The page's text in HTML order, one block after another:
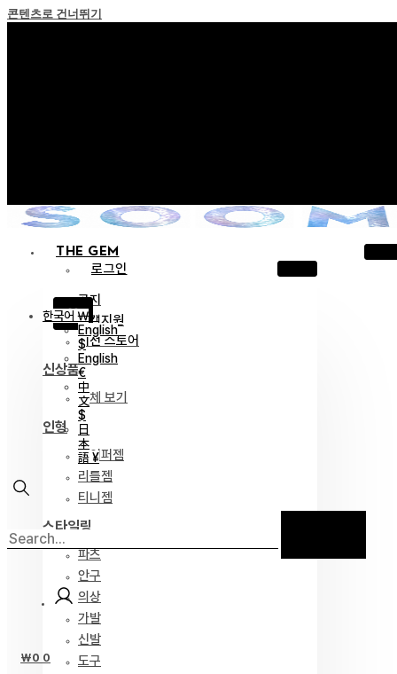
콘텐츠로 건너뛰기
THE GEM
로그인
X
공지
고객지원
이전 스토어
신상품
전체 보기
인형
하이퍼젬
리틀젬
티니젬
스타일링
파츠
안구
의상
가발
신발
도구
한국어 ￦
English
$
English
€
中
文
$
日
本
語 ¥
₩0 0